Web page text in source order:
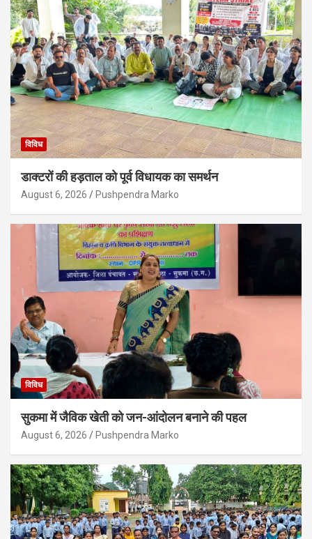
विविध
डाक्टरों की हड़ताल को पूर्व विधायक का समर्थन
August 6, 2026 Pushpendra Marko
विविध
सुकमा में जैविक खेती को जन-आंदोलन बनाने की पहल
August 6, 2026 Pushpendra Marko